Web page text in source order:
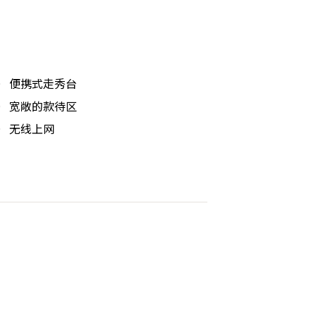
便携式走秀台
宽敞的款待区
无线上网